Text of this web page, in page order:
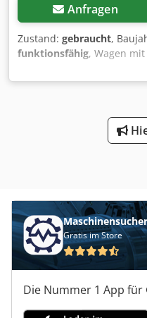
Anfragen
Zustand: gebraucht,
funktionsfähig, Wagen
Stamm-Laderampe und 8
Sägemotor 37 kW. Dedpfx
Maschinensucher
Gratis im Store
Die Nummer 1 App